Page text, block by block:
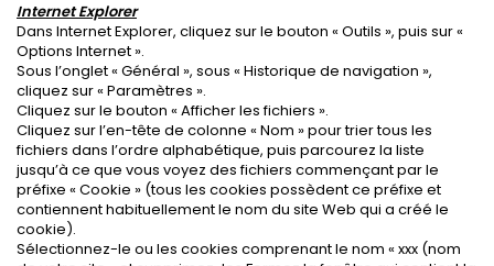
Internet Explorer
Dans Internet Explorer, cliquez sur le bouton « Outils », puis sur «
Options Internet ».
Sous l’onglet « Général », sous « Historique de navigation »,
cliquez sur « Paramètres ».
Cliquez sur le bouton « Afficher les fichiers ».
Cliquez sur l’en-tête de colonne « Nom » pour trier tous les
fichiers dans l’ordre alphabétique, puis parcourez la liste
jusqu’à ce que vous voyez des fichiers commençant par le
préfixe « Cookie » (tous les cookies possèdent ce préfixe et
contiennent habituellement le nom du site Web qui a créé le
cookie).
Sélectionnez-le ou les cookies comprenant le nom « xxx (nom